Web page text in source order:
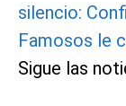
silencio:
Famosos le
Sigue las